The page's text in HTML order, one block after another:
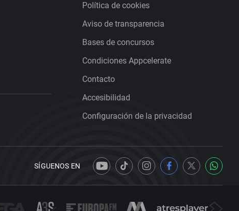
Política de cookies
Aviso de transparencia
Bases de concursos
Condiciones Appcelerate
Contacto
Accesibilidad
Configuración de la privacidad
SÍGUENOS EN